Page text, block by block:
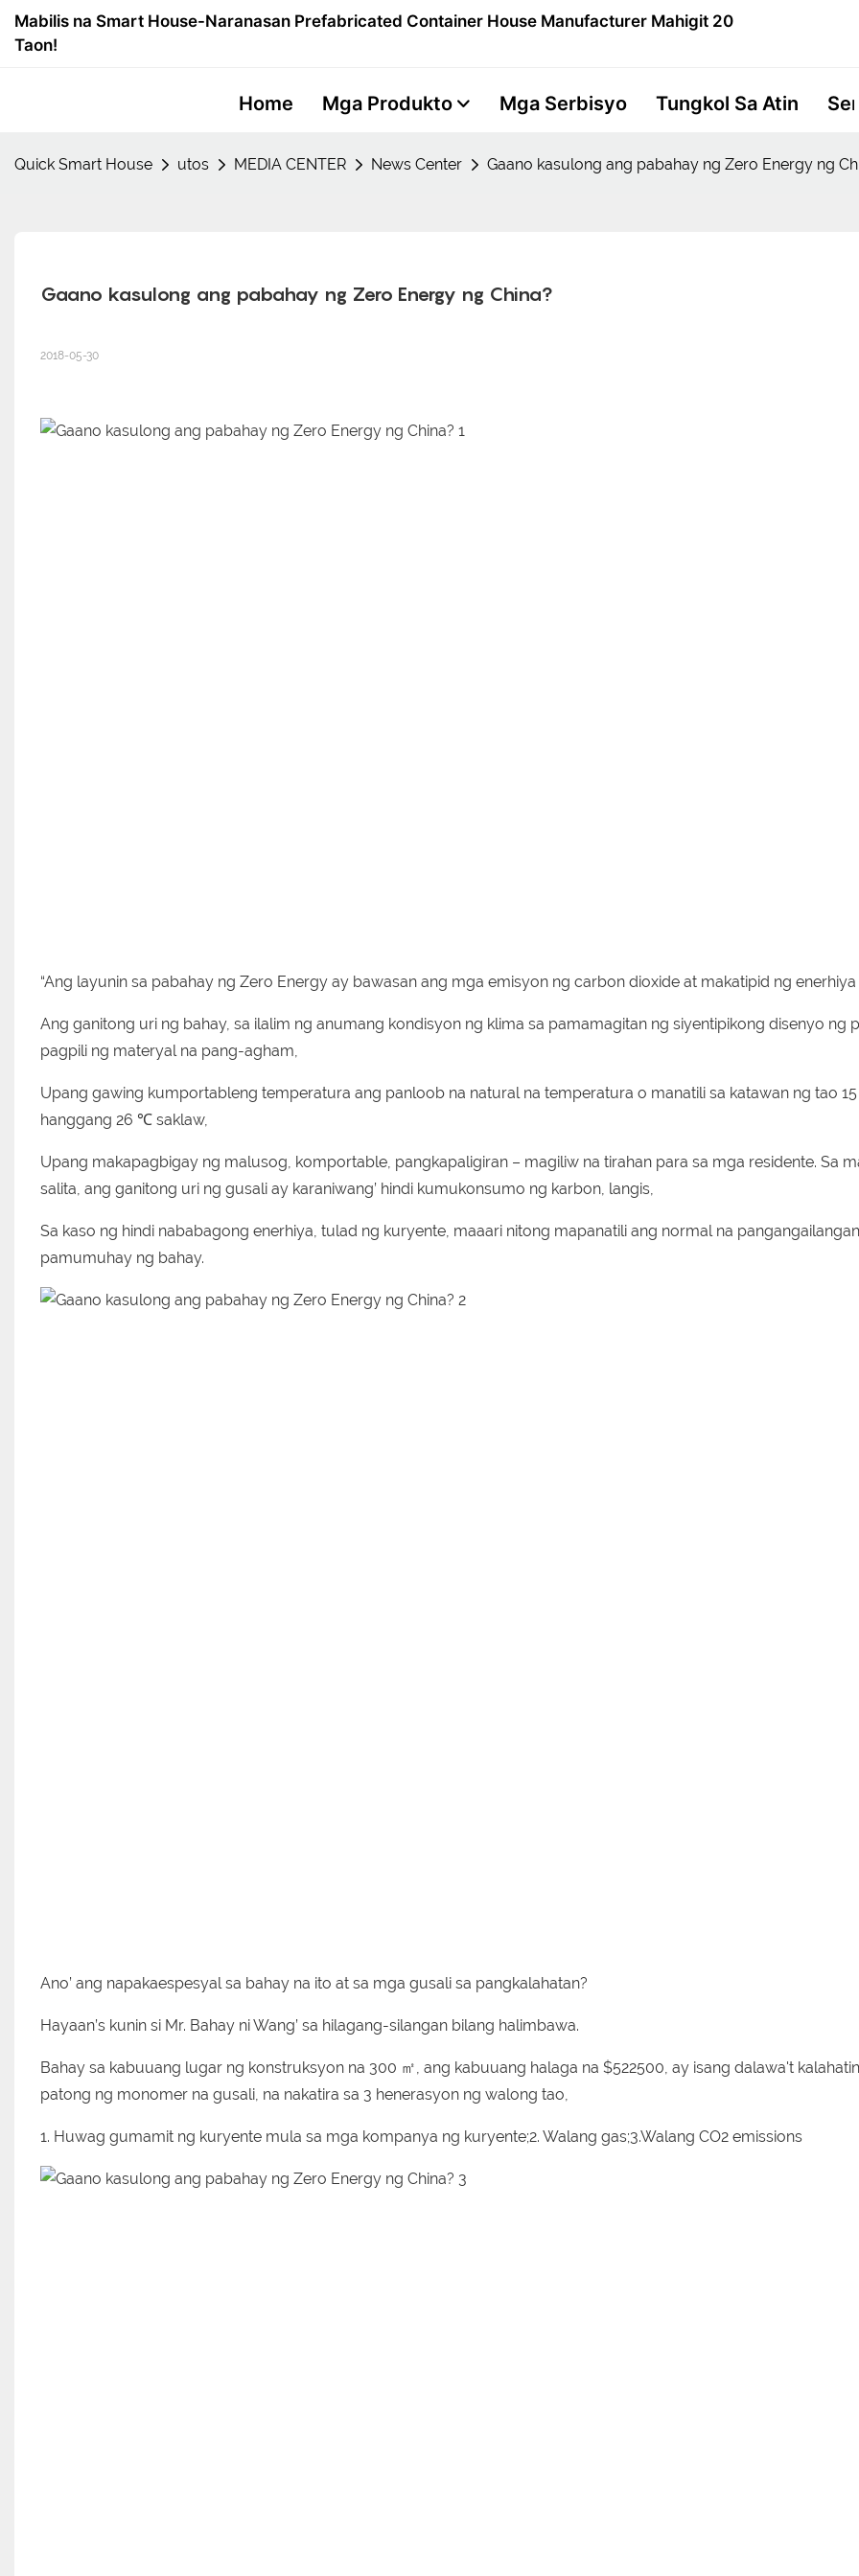
Mabilis na Smart House-Naranasan Prefabricated Container House Manufacturer Mahigit 20
Taon!
Home Mga Produkto Mga Serbisyo Tungkol Sa Atin
Quick Smart House utos MEDIA CENTER News Center Gaano kasulong ang pabahay ng Zero Energy ng
Gaano kasulong ang pabahay ng Zero Energy ng China?
2018-05-30
“Ang layunin sa pabahay ng Zero Energy ay bawasan ang mga emisyon ng carbon dioxide at makatipid ng
Ang ganitong uri ng bahay, sa ilalim ng anumang kondisyon ng klima sa pamamagitan ng siyentipikong disenyo ng
pagpili ng materyal na pang-agham,
Upang gawing kumportableng temperatura ang panloob na natural na temperatura o manatili sa katawan ng tao
hanggang 26 ℃ saklaw,
Upang makapagbigay ng malusog, komportable, pangkapaligiran – magiliw na tirahan para sa mga residente. Sa
salita, ang ganitong uri ng gusali ay karaniwang’ hindi kumukonsumo ng karbon, langis,
Sa kaso ng hindi nababagong enerhiya, tulad ng kuryente, maaari nitong mapanatili ang normal na
pamumuhay ng bahay.
Ano’ ang napakaespesyal sa bahay na ito at sa mga gusali sa pangkalahatan?
Hayaan’s kunin si Mr. Bahay ni Wang’ sa hilagang-silangan bilang halimbawa.
Bahay sa kabuuang lugar ng konstruksyon na 300 ㎡, ang kabuuang halaga na $522500, ay isang dalawa't
patong ng monomer na gusali, na nakatira sa 3 henerasyon ng walong tao,
1. Huwag gumamit ng kuryente mula sa mga kompanya ng kuryente;2. Walang gas;3.Walang CO2 emissions